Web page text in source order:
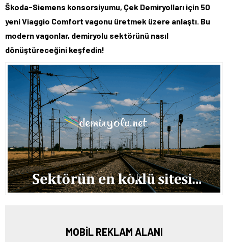
Škoda-Siemens konsorsiyumu, Çek Demiryolları için 50
yeni Viaggio Comfort vagonu üretmek üzere anlaştı. Bu
modern vagonlar, demiryolu sektörünü nasıl
dönüştüreceğini keşfedin!
MOBİL REKLAM ALANI